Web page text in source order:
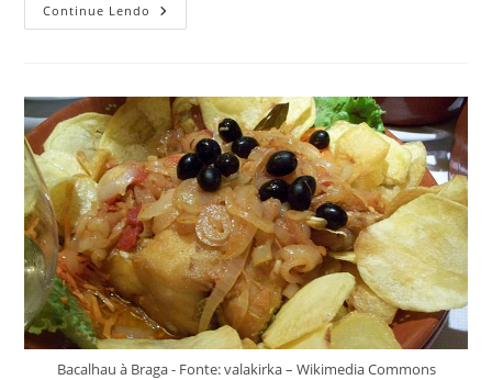
Continue Lendo
Pratos
Você
Experimentar
Quando
Estiver
Passeando
Pela
Capital
Portuguesa!
Bacalhau à Braga - Fonte: valakirka – Wikimedia Commons